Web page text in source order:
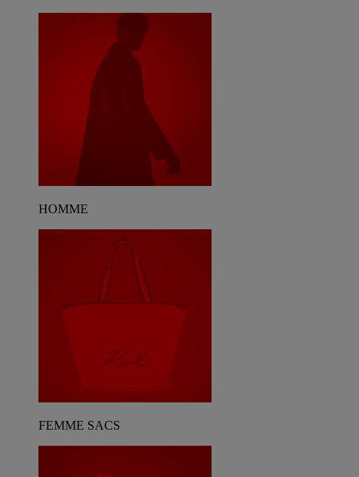
HOMME
FEMME SACS